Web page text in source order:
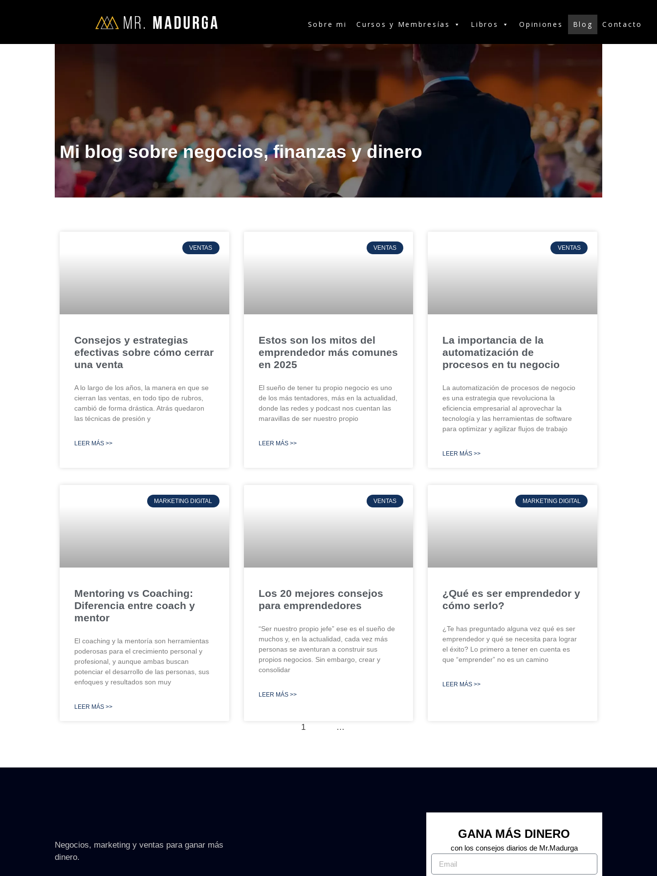
Sobre mi Cursos y Membresías Libros Opiniones Blog Contacto
Mi blog sobre negocios, finanzas y dinero
VENTAS
Consejos y estrategias
efectivas sobre cómo cerrar
una venta
A lo largo de los años, la manera en que se
cierran las ventas, en todo tipo de rubros,
cambió de forma drástica. Atrás quedaron
las técnicas de presión y
LEER MÁS >>
VENTAS
Estos son los mitos del
emprendedor más comunes
en 2025
El sueño de tener tu propio negocio es uno
de los más tentadores, más en la actualidad,
donde las redes y podcast nos cuentan las
maravillas de ser nuestro propio
LEER MÁS >>
VENTAS
La importancia de la
automatización de
procesos en tu negocio
La automatización de procesos de negocio
es una estrategia que revoluciona la
eficiencia empresarial al aprovechar la
tecnología y las herramientas de software
para optimizar y agilizar flujos de trabajo
LEER MÁS >>
MARKETING DIGITAL
Mentoring vs Coaching:
Diferencia entre coach y
mentor
El coaching y la mentoría son herramientas
poderosas para el crecimiento personal y
profesional, y aunque ambas buscan
potenciar el desarrollo de las personas, sus
enfoques y resultados son muy
LEER MÁS >>
VENTAS
Los 20 mejores consejos
para emprendedores
“Ser nuestro propio jefe” ese es el sueño de
muchos y, en la actualidad, cada vez más
personas se aventuran a construir sus
propios negocios. Sin embargo, crear y
consolidar
LEER MÁS >>
MARKETING DIGITAL
¿Qué es ser emprendedor y
cómo serlo?
¿Te has preguntado alguna vez qué es ser
emprendedor y qué se necesita para lograr
el éxito? Lo primero a tener en cuenta es
que “emprender” no es un camino
LEER MÁS >>
1 …
Negocios, marketing y ventas para ganar más
dinero.
GANA MÁS DINERO
con los consejos diarios de Mr.Madurga